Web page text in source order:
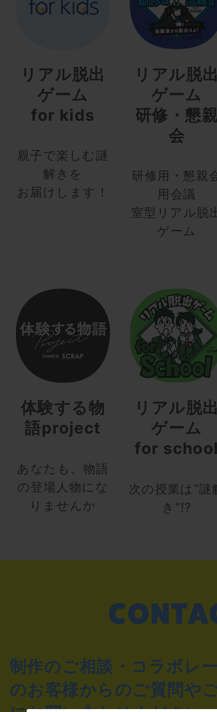
リアル脱出
ゲーム
for kids
親子で楽しむ謎
解きを
お届けします！
リアル脱
ゲーム
研修・懇
会
研修用・懇親
用会議
室型リアル脱
ゲーム
体験する物
語project
あなたも、物語
の登場人物にな
りませんか
リアル脱
ゲーム
for
次の授業は“謎
き”!?
制作のご相談・コラボレ
のお客様からのご質問や